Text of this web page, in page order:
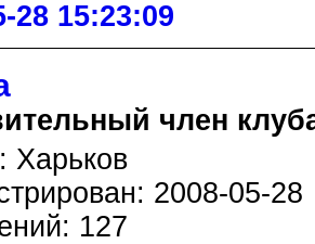
28 15:23:09
член
Харьков
2008-05-28
127